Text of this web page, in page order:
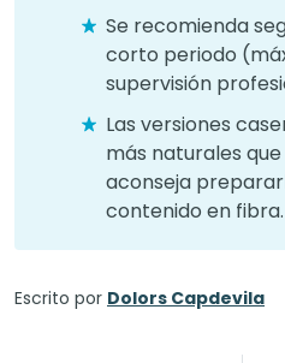
Se recomienda
corto periodo
supervisión
Las versiones
más naturales
aconseja
contenido en fibra.
Escrito por Dolors Capdevila